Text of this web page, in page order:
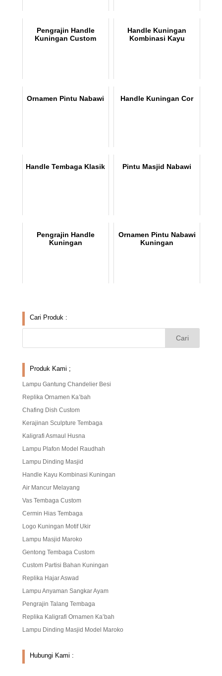
Pengrajin Handle
Kuningan Custom
Handle Kuningan
Kombinasi Kayu
Ornamen Pintu Nabawi Handle Kuningan Cor
Handle Tembaga Klasik Pintu Masjid Nabawi
Pengrajin Handle
Kuningan
Ornamen Pintu Nabawi
Kuningan
Cari Produk :
Produk Kami ;
Lampu Gantung Chandelier Besi
Replika Ornamen Ka’bah
Chafing Dish Custom
Kerajinan Sculpture Tembaga
Kaligrafi Asmaul Husna
Lampu Plafon Model Raudhah
Lampu Dinding Masjid
Handle Kayu Kombinasi Kuningan
Air Mancur Melayang
Vas Tembaga Custom
Cermin Hias Tembaga
Logo Kuningan Motif Ukir
Lampu Masjid Maroko
Gentong Tembaga Custom
Custom Partisi Bahan Kuningan
Replika Hajar Aswad
Lampu Anyaman Sangkar Ayam
Pengrajin Talang Tembaga
Replika Kaligrafi Ornamen Ka’bah
Lampu Dinding Masjid Model Maroko
Hubungi Kami :